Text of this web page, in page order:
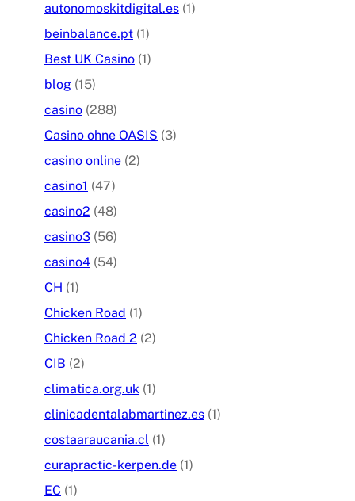
autonomoskitdigital.es (1)
beinbalance.pt (1)
Best UK Casino (1)
blog (15)
casino (288)
Casino ohne OASIS (3)
casino online (2)
casino1 (47)
casino2 (48)
casino3 (56)
casino4 (54)
CH (1)
Chicken Road (1)
Chicken Road 2 (2)
CIB (2)
climatica.org.uk (1)
clinicadentalabmartinez.es (1)
costaaraucania.cl (1)
curapractic-kerpen.de (1)
EC (1)